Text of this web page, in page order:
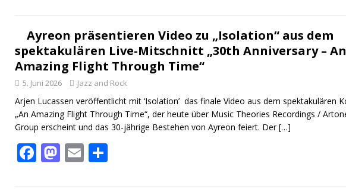
b
o
o
k
d
o
n
l n
Ayreon präsentieren Video zu „Isolation“ aus dem
spektakulären Live-Mitschnitt „30th Anniversary – An
Amazing Flight Through Time“
5. Juni 2026 Jazz and Rock
Arjen Lucassen veröffentlicht mit ‘Isolation’ das finale Video aus dem spektakulären
„An Amazing Flight Through Time“, der heute über Music Theories Recordings /
Group erscheint und das 30-jährige Bestehen von Ayreon feiert. Der[…]
F M E